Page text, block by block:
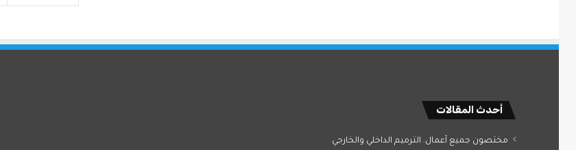
أحدث المقالات
مختصون جميع آعمال. الترميم الداخلي والخارجي